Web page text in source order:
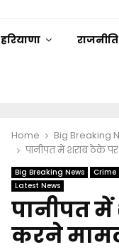
हरियाणा राजनीति
Home
Big Breaking
पानीपत में शराब ठेके
Big Breaking News Crime
Latest News
पानीपत
करने